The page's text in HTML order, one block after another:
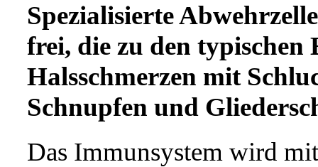
Spezialisierte
frei, die zu den
Halsschmerzen mit
Schnupfen und
Das Immunsystem wird